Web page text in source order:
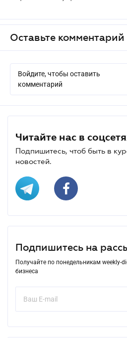
Оставьте комментарий
Войдите, чтобы оставить
комментарий
Читайте нас в
Подпишитесь, чтоб быть в
новостей.
Подпишитесь на
Получайте по понедельникам weekly-
бизнеса